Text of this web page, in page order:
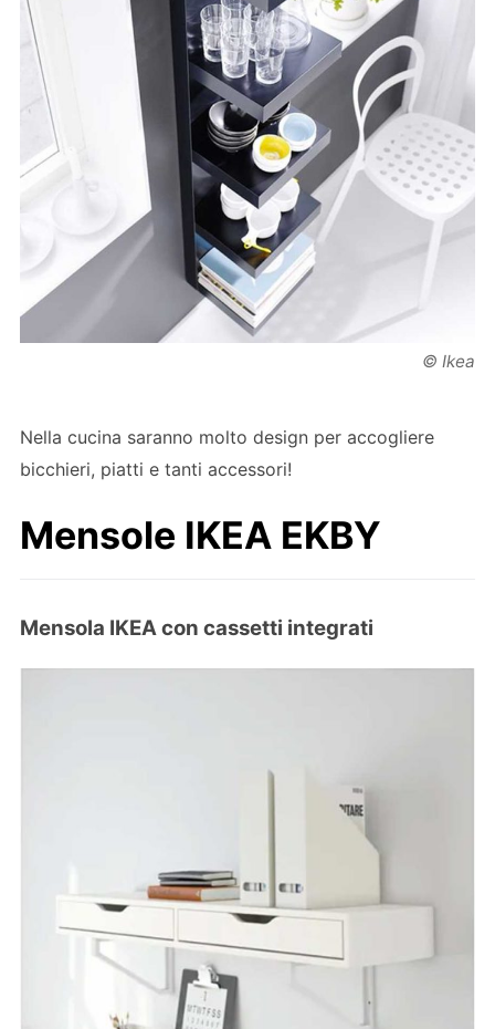
© Ikea
Nella cucina saranno molto design per accogliere
bicchieri, piatti e tanti accessori!
Mensole IKEA EKBY
Mensola IKEA con cassetti integrati